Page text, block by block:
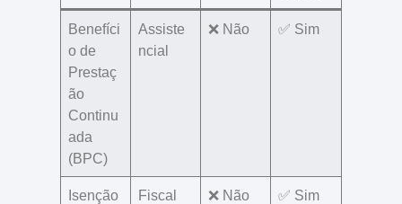
Benefíci
o de
Prestaç
ão
Continu
ada
(BPC)
Assiste
ncial
❌ Não ✅ Sim
Isenção
Fiscal ❌ Não ✅ Sim